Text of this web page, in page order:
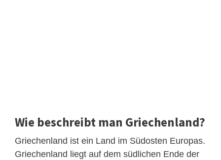
Wie beschreibt man Griechenland?
Griechenland ist ein Land im Südosten Europas.
Griechenland liegt auf dem südlichen Ende der